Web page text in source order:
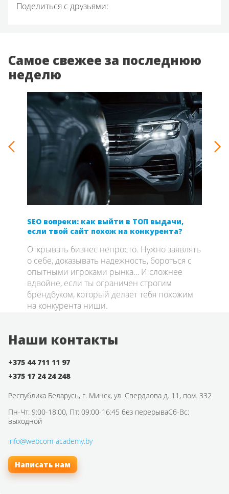
Поделиться с друзьями:
Самое свежее за последнюю
неделю
SEO вопреки: как выйти в ТОП выдачи,
если твой сайт похож на конкурента?
Открывать бизнес непросто. Нужно заявлять
о себе, доказывать надежность, бороться с
опытными игроками рынка… И сложнее
вдвойне, если ты ограничен строгим
брендбуком, который делает тебя похожим
на конкурента ниши.
Наши контакты
+375 44 711 11 97
+375 17 24 24 248
Республика Беларусь, г. Минск, ул. Свердлова д. 11, пом. 332
Пн-Чт: 9:00-18:00, Пт: 09:00-16:45 без перерываСб-Вс:
выходной
info@webcom-academy.by
Написать нам